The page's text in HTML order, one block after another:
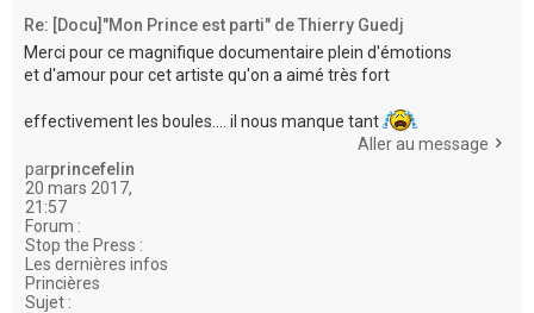
Re: [Docu]"Mon Prince est parti" de Thierry Guedj
Merci pour ce magnifique documentaire plein d'émotions
et d'amour pour cet artiste qu'on a aimé très fort
effectivement les boules.... il nous manque tant
Aller au message
parprincefelin
20 mars 2017,
21:57
Forum :
Stop the Press :
Les dernières infos
Princières
Sujet :